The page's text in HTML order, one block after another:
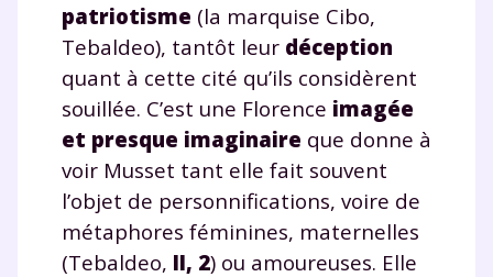
patriotisme (la marquise Cibo,
Tebaldeo), tantôt leur déception
quant à cette cité qu’ils considèrent
souillée. C’est une Florence imagée
et presque imaginaire que donne à
voir Musset tant elle fait souvent
l’objet de personnifications, voire de
métaphores féminines, maternelles
(Tebaldeo, II, 2) ou amoureuses. Elle